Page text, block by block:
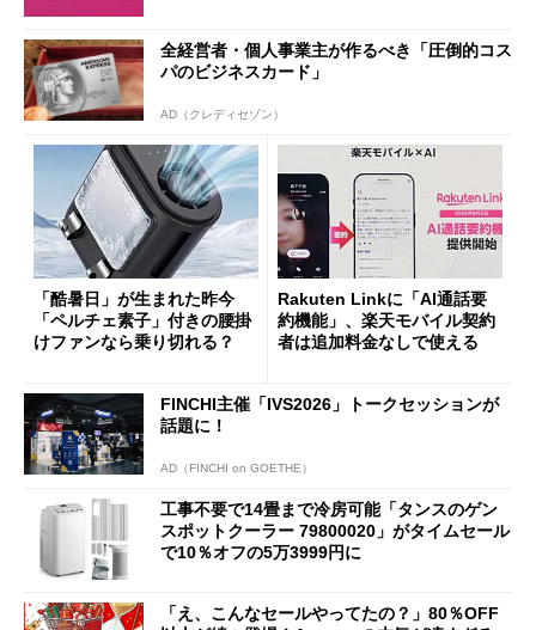
全経営者・個人事業主が作るべき「圧倒的コス
パのビジネスカード」
AD（クレディセゾン）
「酷暑日」が生まれた昨今
「ペルチェ素子」付きの腰掛
けファンなら乗り切れる？
Rakuten Linkに「AI通話要
約機能」、楽天モバイル契約
者は追加料金なしで使える
FINCHI主催「IVS2026」トークセッションが
話題に！
AD（FINCHI on GOETHE）
工事不要で14畳まで冷房可能「タンスのゲン
スポットクーラー 79800020」がタイムセール
で10％オフの5万3999円に
「え、こんなセールやってたの？」80％OFF